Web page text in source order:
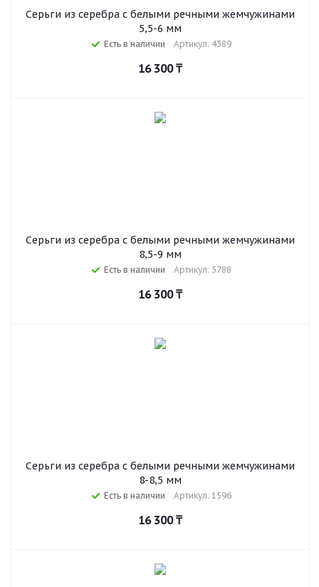
Серьги из серебра c белыми речными жемчужинами
5,5-6 мм
Есть в наличии Артикул: 4389
16 300₸
Серьги из серебра c белыми речными жемчужинами
8,5-9 мм
Есть в наличии Артикул: 5788
16 300₸
Серьги из серебра c белыми речными жемчужинами
8-8,5 мм
Есть в наличии Артикул: 1596
16 300₸